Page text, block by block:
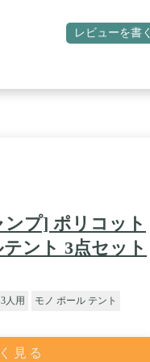
や中古販売、及び譲渡によ
につきましては、一切責
レビューを書く
プ] ポリコット
ント 3点セット
人用 モノ ポール テント
見る